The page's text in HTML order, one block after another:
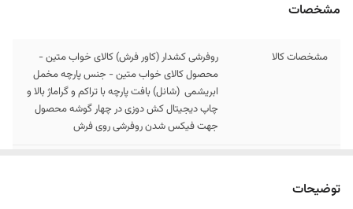
مشخصات
مشخصات کالا
روفرشی کشدار (کاور فرش) کالای خواب متین -
محصول کالای خواب متین - جنس پارچه مخمل
ابریشمی (شانل) بافت پارچه با تراکم و گراماژ بالا و
چاپ دیجیتال کش دوزی در چهار گوشه محصول
جهت فیکس شدن روفرشی روی فرش
ارسال کالا
توضیحات